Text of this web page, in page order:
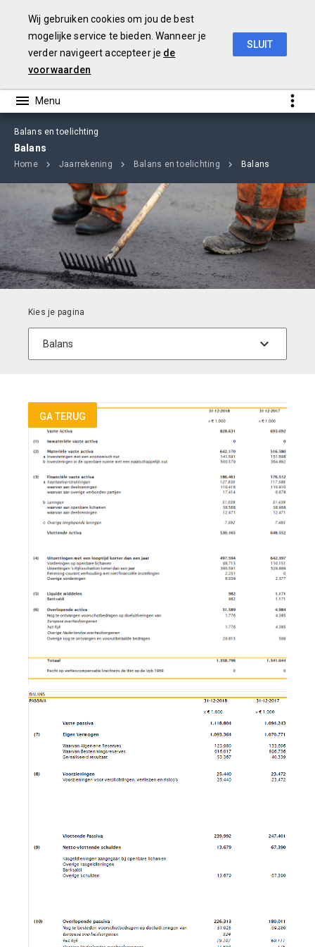
Balans en toelichting
Balans
Home Jaarrekening Balans en toelichting Balans
GA TERUG
Wij gebruiken cookies om jou de best
mogelijke service te bieden. Wanneer je
verder navigeert accepteer je de
voorwaarden
SLUIT